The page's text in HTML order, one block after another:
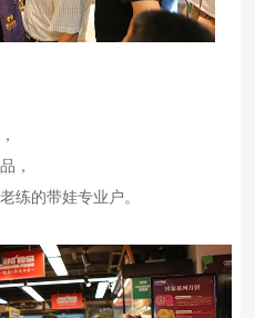
，
练的带娃专业户。